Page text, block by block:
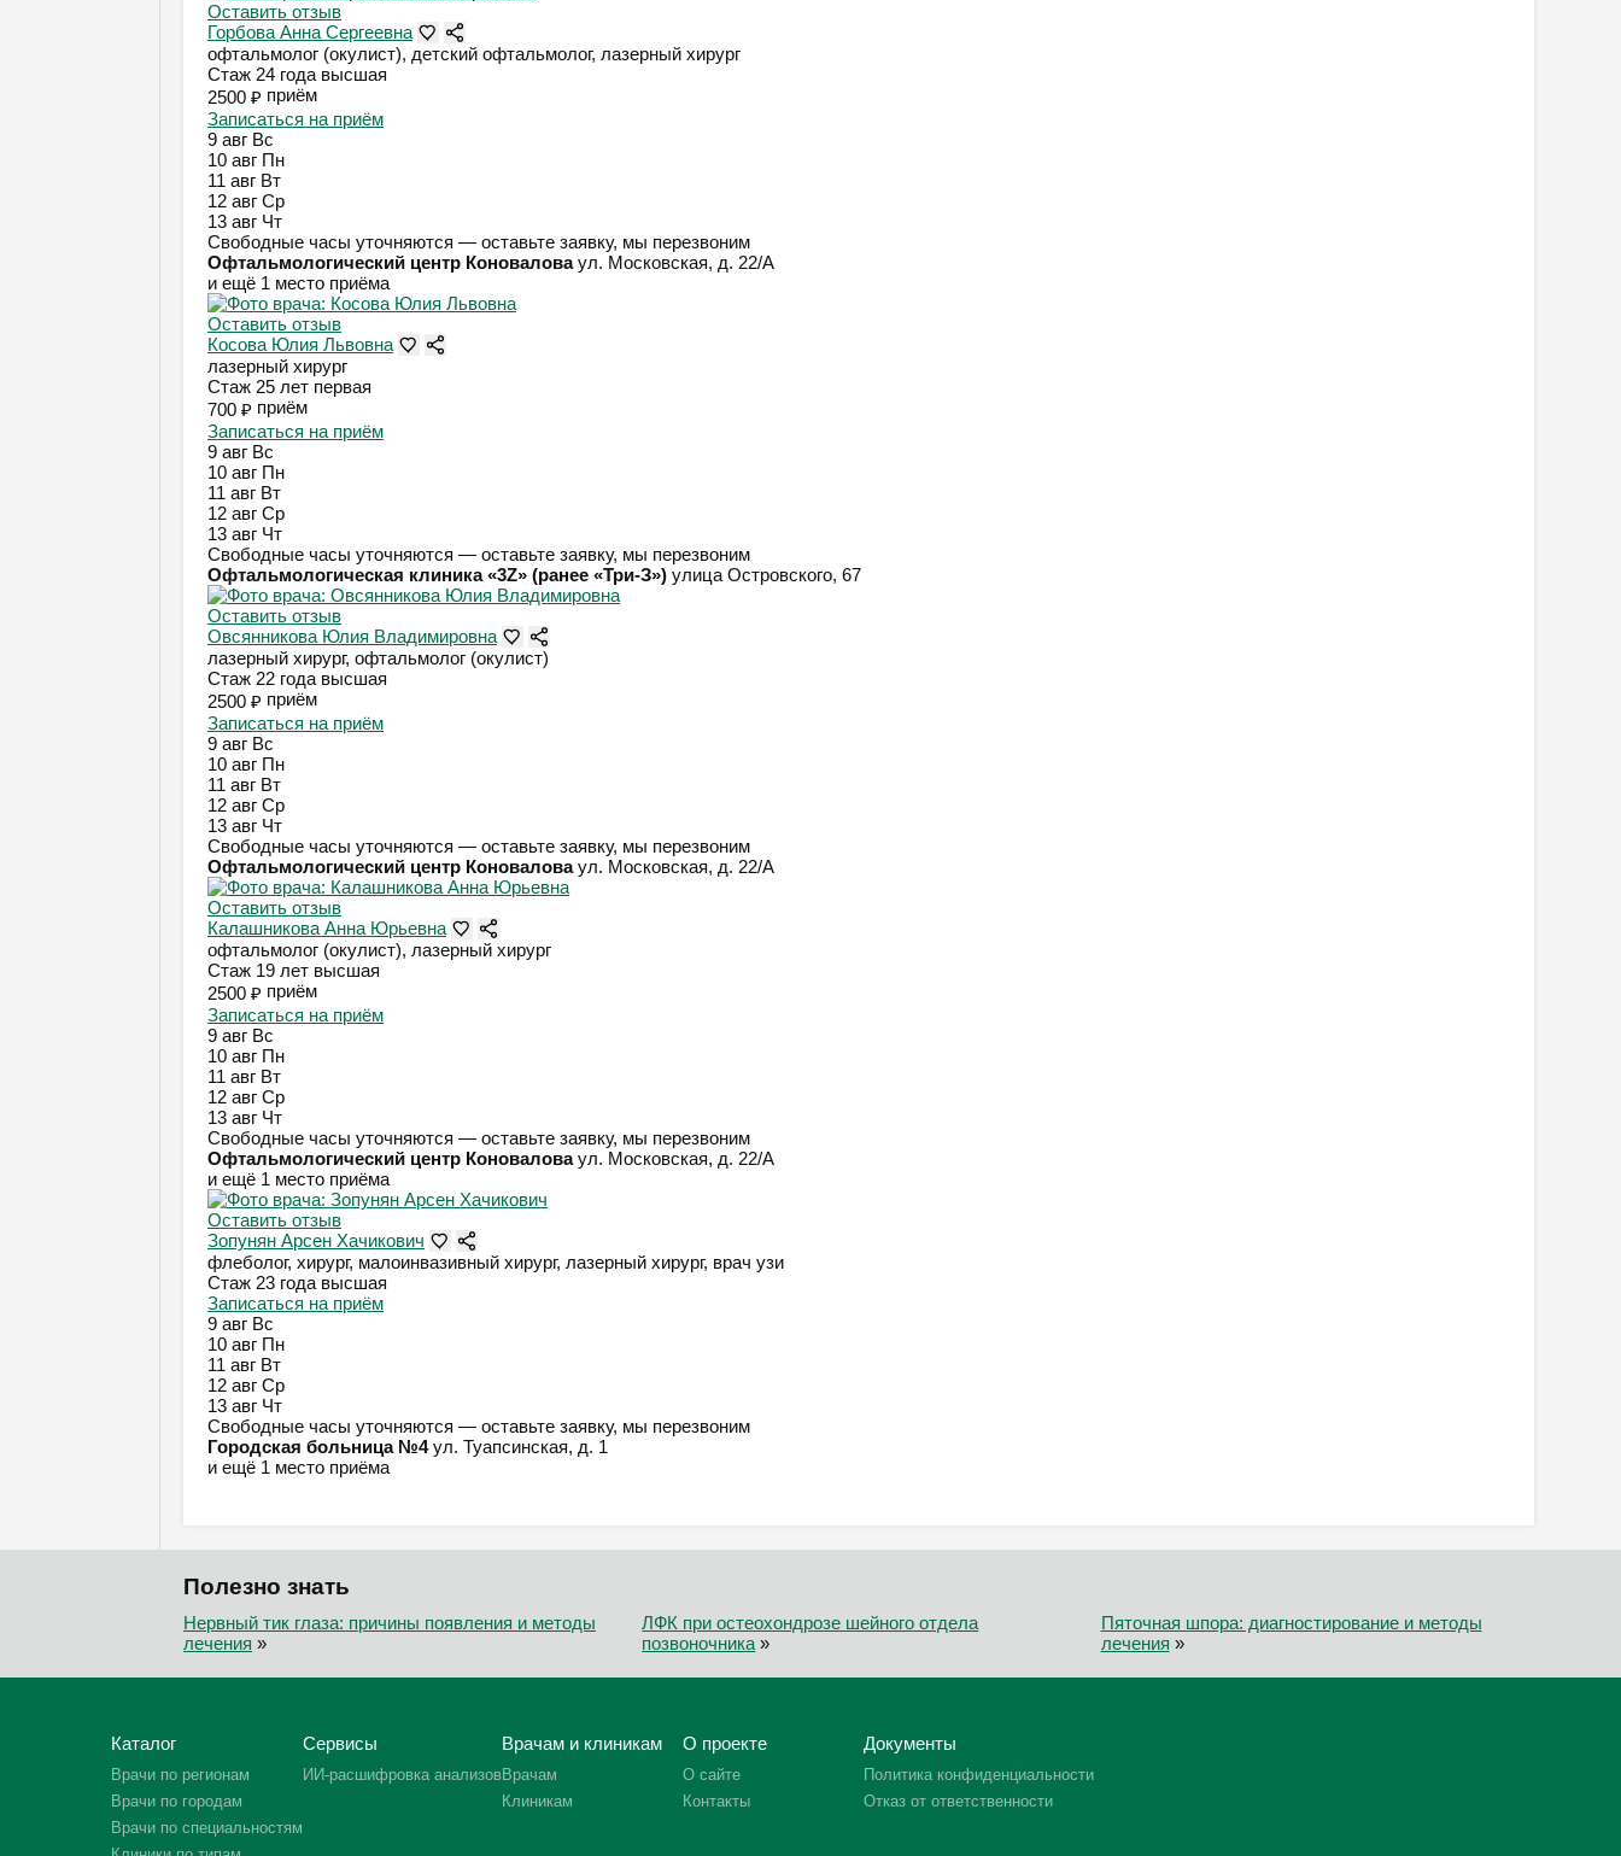
Оставить отзыв
Горбова Анна Сергеевна
офтальмолог (окулист), детский офтальмолог, лазерный хирург
Стаж 24 года высшая
2500 ₽ приём
Записаться на приём
9 авг Вс
10 авг Пн
11 авг Вт
12 авг Ср
13 авг Чт
Свободные часы уточняются — оставьте заявку, мы перезвоним
Офтальмологический центр Коновалова ул. Московская, д. 22/А
и ещё 1 место приёма
Оставить отзыв
Косова Юлия Львовна
лазерный хирург
Стаж 25 лет первая
700 ₽ приём
Записаться на приём
9 авг Вс
10 авг Пн
11 авг Вт
12 авг Ср
13 авг Чт
Свободные часы уточняются — оставьте заявку, мы перезвоним
Офтальмологическая клиника «3Z» (ранее «Три-З») улица Островского, 67
Оставить отзыв
Овсянникова Юлия Владимировна
лазерный хирург, офтальмолог (окулист)
Стаж 22 года высшая
2500 ₽ приём
Записаться на приём
9 авг Вс
10 авг Пн
11 авг Вт
12 авг Ср
13 авг Чт
Свободные часы уточняются — оставьте заявку, мы перезвоним
Офтальмологический центр Коновалова ул. Московская, д. 22/А
Оставить отзыв
Калашникова Анна Юрьевна
офтальмолог (окулист), лазерный хирург
Стаж 19 лет высшая
2500 ₽ приём
Записаться на приём
9 авг Вс
10 авг Пн
11 авг Вт
12 авг Ср
13 авг Чт
Свободные часы уточняются — оставьте заявку, мы перезвоним
Офтальмологический центр Коновалова ул. Московская, д. 22/А
и ещё 1 место приёма
Оставить отзыв
Зопунян Арсен Хачикович
флеболог, хирург, малоинвазивный хирург, лазерный хирург, врач узи
Стаж 23 года высшая
Записаться на приём
9 авг Вс
10 авг Пн
11 авг Вт
12 авг Ср
13 авг Чт
Свободные часы уточняются — оставьте заявку, мы перезвоним
Городская больница №4 ул. Туапсинская, д. 1
и ещё 1 место приёма
Полезно знать
Нервный тик глаза: причины появления и методы
лечения »
ЛФК при остеохондрозе шейного отдела
позвоночника »
Пяточная шпора: диагностирование и методы
лечения »
Каталог
Врачи по регионам
Врачи по городам
Врачи по специальностям
Сервисы
ИИ-расшифровка анализов
Врачам и клиникам
Врачам
Клиникам
О проекте
О сайте
Контакты
Документы
Политика конфиденциальности
Отказ от ответственности